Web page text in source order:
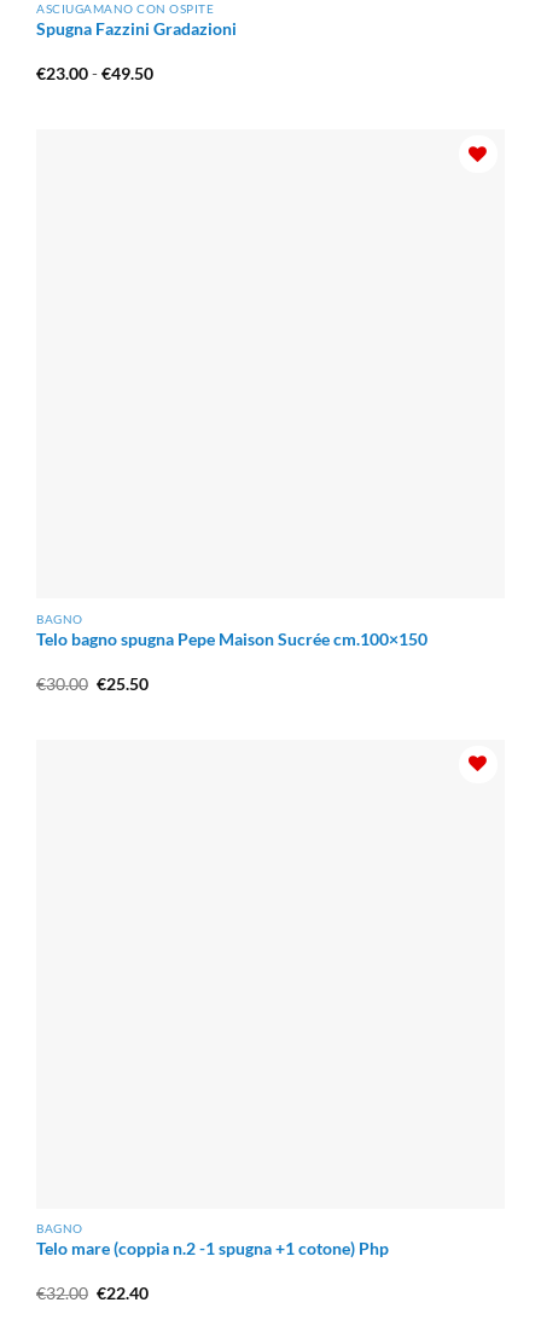
ASCIUGAMANO CON OSPITE
Spugna Fazzini Gradazioni
€23.00-€49.50Fascia
BAGNO
Telo bagno spugna Pepe Maison Sucrée cm.100×150
€30.00 Il
€25.50Il
BAGNO
Telo mare (coppia n.2 -1 spugna +1 cotone) Php
€32.00 Il
€22.40Il